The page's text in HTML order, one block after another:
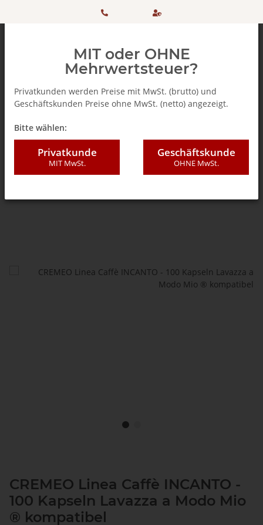
+ 49
506 98
einkaufen
SSL
CREMEO Linea Caffè INCANTO -
100 Kapseln Lavazza a Modo Mio
® kompatibel
MIT oder OHNE
Mehrwertsteuer?
Privatkunden werden Preise mit MwSt. (brutto) und
Geschäftskunden Preise ohne MwSt. (netto) angezeigt.
Bitte wählen:
Privatkunde
MIT MwSt.
Geschäftskunde
OHNE MwSt.